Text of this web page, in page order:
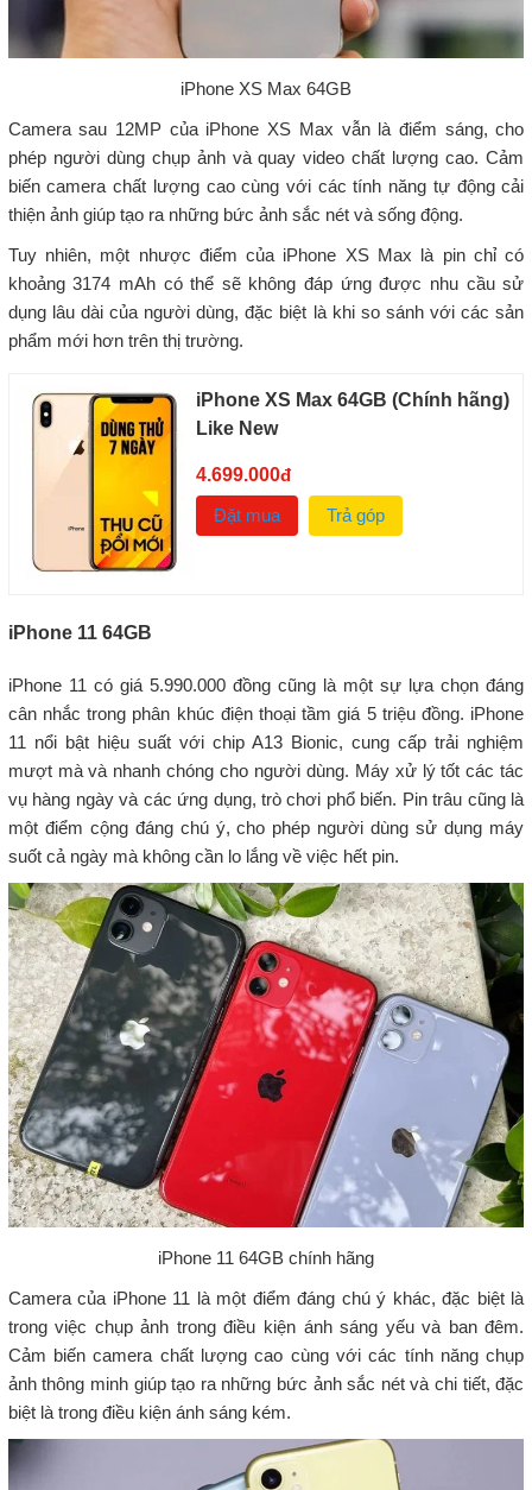
iPhone XS Max 64GB
Camera sau 12MP của iPhone XS Max vẫn là điểm sáng, cho
phép người dùng chụp ảnh và quay video chất lượng cao. Cảm
biến camera chất lượng cao cùng với các tính năng tự động cải
thiện ảnh giúp tạo ra những bức ảnh sắc nét và sống động.
Tuy nhiên, một nhược điểm của iPhone XS Max là pin chỉ có
khoảng 3174 mAh có thể sẽ không đáp ứng được nhu cầu sử
dụng lâu dài của người dùng, đặc biệt là khi so sánh với các sản
phẩm mới hơn trên thị trường.
iPhone XS Max 64GB (Chính hãng)
Like New
4.699.000đ
Đặt mua
Trả góp
iPhone 11 64GB
iPhone 11 có giá 5.990.000 đồng cũng là một sự lựa chọn đáng
cân nhắc trong phân khúc điện thoại tầm giá 5 triệu đồng. iPhone
11 nổi bật hiệu suất với chip A13 Bionic, cung cấp trải nghiệm
mượt mà và nhanh chóng cho người dùng. Máy xử lý tốt các tác
vụ hàng ngày và các ứng dụng, trò chơi phổ biến. Pin trâu cũng là
một điểm cộng đáng chú ý, cho phép người dùng sử dụng máy
suốt cả ngày mà không cần lo lắng về việc hết pin.
iPhone 11 64GB chính hãng
Camera của iPhone 11 là một điểm đáng chú ý khác, đặc biệt là
trong việc chụp ảnh trong điều kiện ánh sáng yếu và ban đêm.
Cảm biến camera chất lượng cao cùng với các tính năng chụp
ảnh thông minh giúp tạo ra những bức ảnh sắc nét và chi tiết, đặc
biệt là trong điều kiện ánh sáng kém.